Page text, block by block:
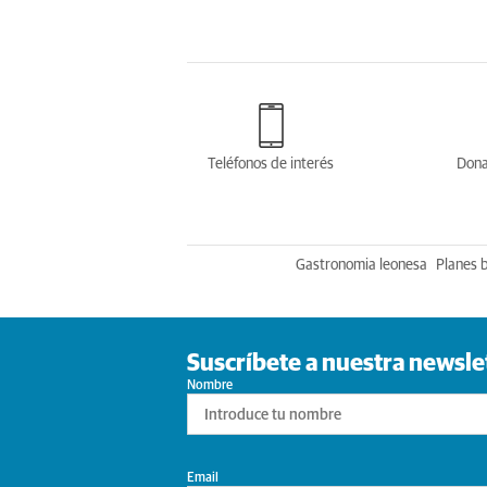
Teléfonos de interés
Gastronomia leonesa Planes
Suscríbete a nuestra
Nombre
Email